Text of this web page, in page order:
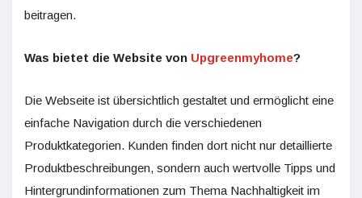
beitragen.
Was bietet die Website von Upgreenmyhome?
Die Webseite ist übersichtlich gestaltet und ermöglicht eine
einfache Navigation durch die verschiedenen
Produktkategorien. Kunden finden dort nicht nur detaillierte
Produktbeschreibungen, sondern auch wertvolle Tipps und
Hintergrundinformationen zum Thema Nachhaltigkeit im